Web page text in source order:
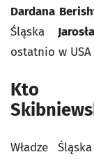
Dardana
Śląska
ostatnio w
Kto
Władze